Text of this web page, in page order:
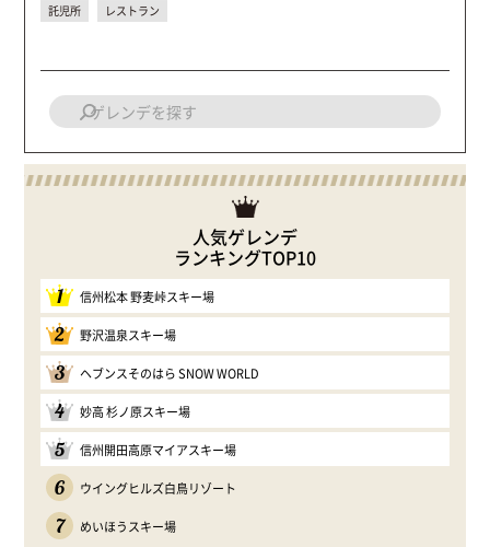
託児所
レストラン
人気ゲレンデ
ランキングTOP10
1 信州松本 野麦峠スキー場
2 野沢温泉スキー場
3 ヘブンスそのはら SNOW WORLD
4 妙高 杉ノ原スキー場
5 信州開田高原マイアスキー場
6 ウイングヒルズ白鳥リゾート
7 めいほうスキー場